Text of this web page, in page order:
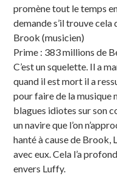
promène tout le temps
demande s’il trouve cela
Brook (musicien)
Prime : 383 millions de
C’est un squelette. Il a
quand il est mort il a
pour faire de la musique
blagues idiotes sur son
un navire que l’on
hanté à cause de Brook,
avec eux. Cela l’a
envers Luffy.